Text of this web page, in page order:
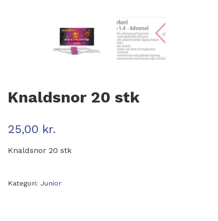
Knaldsnor 20 stk
25,00 kr.
Knaldsnor 20 stk
Kategori: Junior